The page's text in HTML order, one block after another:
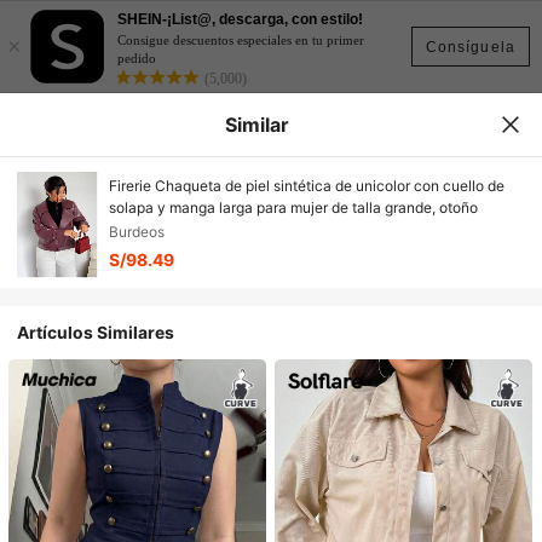
Consíguela
×
SHEIN-¡List@, descarga, con estilo!
Consigue descuentos especiales en tu primer
pedido
(5,000)
Similar
Firerie Chaqueta de piel sintética de unicolor con cuello de
solapa y manga larga para mujer de talla grande, otoño
Burdeos
S/98.49
Artículos Similares